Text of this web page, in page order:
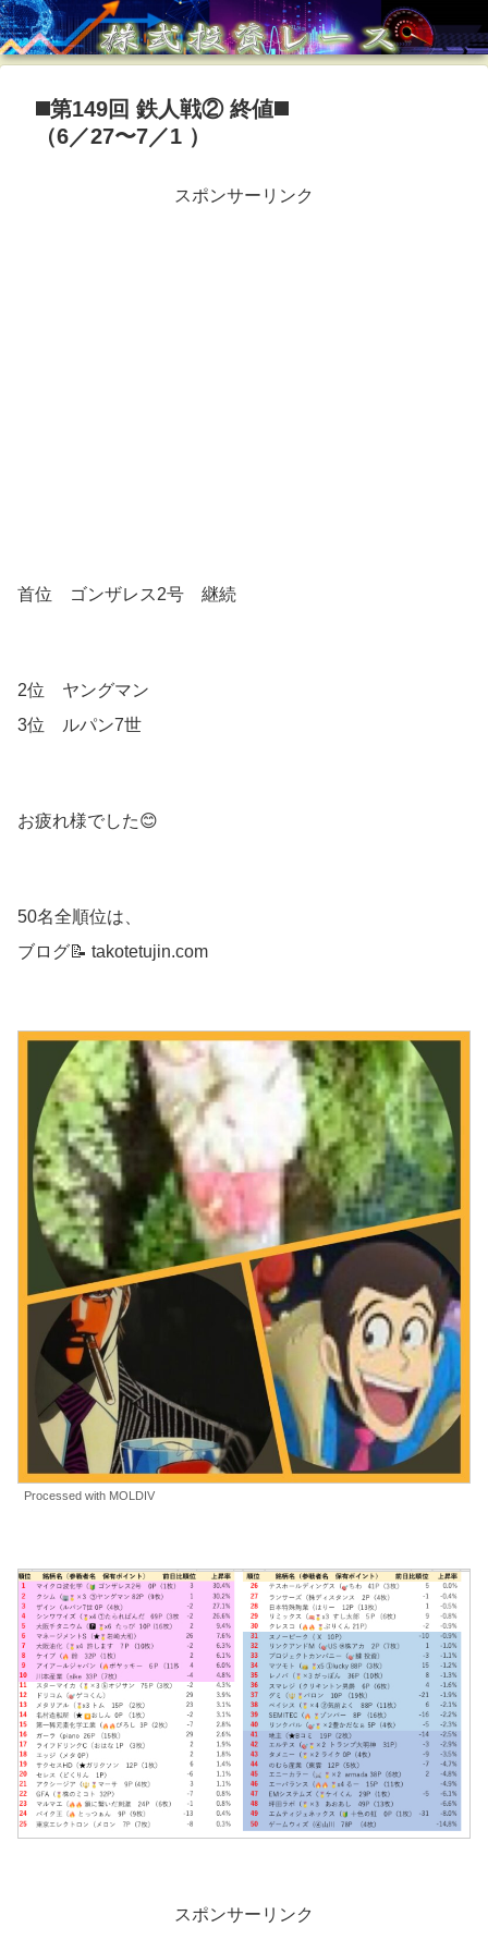
◼️第149回 鉄人戦② 終値◼️
（6／27〜7／1 ）
スポンサーリンク
首位 ゴンザレス2号 継続
2位 ヤングマン
3位 ルパン7世
お疲れ様でした😊
50名全順位は、
ブログ📝 takotetujin.com
Processed with MOLDIV
スポンサーリンク